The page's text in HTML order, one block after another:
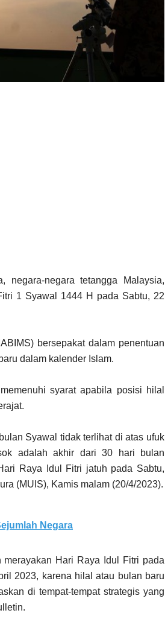
negara tetangga Malaysia,
1 Syawal 1444 H pada Sabtu, 22
bersepakat dalam penentuan
dalam kalender Islam.
syarat apabila posisi hilal
Syawal tidak terlihat di atas ufuk
adalah akhir dari 30 hari bulan
Raya Idul Fitri jatuh pada Sabtu,
(MUIS), Kamis malam (20/4/2023).
Negara
merayakan Hari Raya Idul Fitri pada
2023, karena hilal atau bulan baru
di tempat-tempat strategis yang